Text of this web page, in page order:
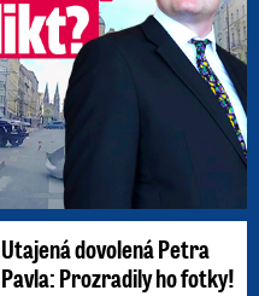
Utajená dovolená Petra
Pavla: Prozradily ho fotky!